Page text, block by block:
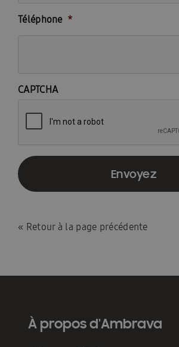
Téléphone *
CAPTCHA
« Retour à la page précédente
À propos d'Ambrava